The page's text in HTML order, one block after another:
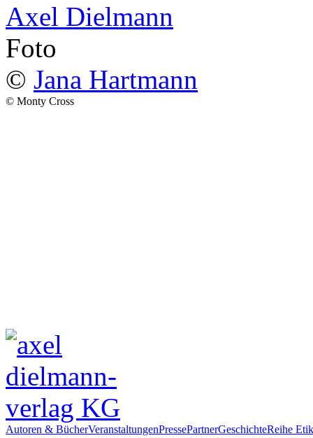
Axel Dielmann
Foto
© Jana Hartmann
© Monty Cross
Autoren & BücherVeranstaltungenPressePartnerGeschichteReihe